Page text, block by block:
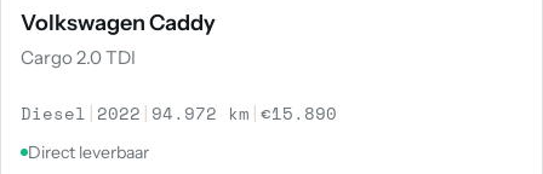
Volkswagen Caddy
Cargo 2.0 TDI
Diesel | 2022 | 94.972 km |€15.890
Direct leverbaar